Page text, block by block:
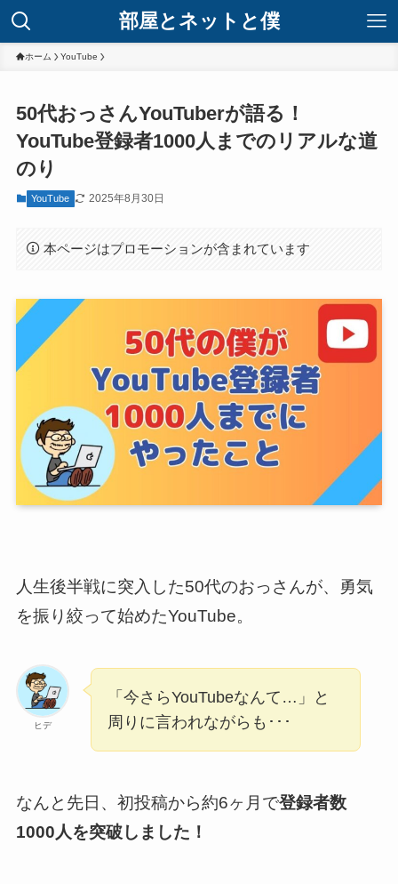
部屋とネットと僕
ホーム YouTube
50代おっさんYouTuberが語る！
YouTube登録者1000人までのリアルな道
のり
YouTube 2025年8月30日
本ページはプロモーションが含まれています
人生後半戦に突入した50代のおっさんが、勇気
を振り絞って始めたYouTube。
ヒデ
「今さらYouTubeなんて…」と
周りに言われながらも･･･
なんと先日、初投稿から約6ヶ月で登録者数
1000人を突破しました！